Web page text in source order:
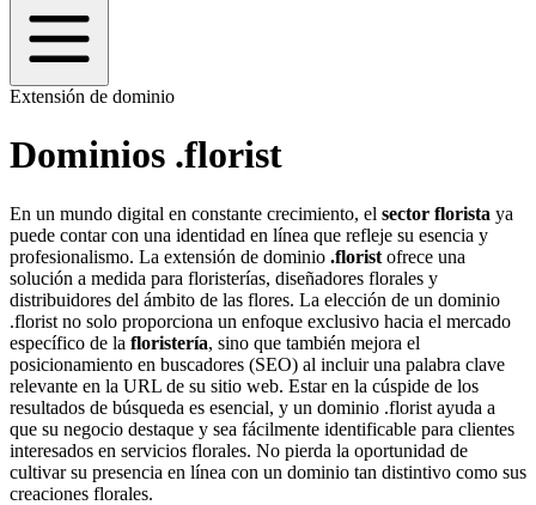
Extensión de dominio
Dominios .florist
En un mundo digital en constante crecimiento, el sector florista ya
puede contar con una identidad en línea que refleje su esencia y
profesionalismo. La extensión de dominio .florist ofrece una
solución a medida para floristerías, diseñadores florales y
distribuidores del ámbito de las flores. La elección de un dominio
.florist no solo proporciona un enfoque exclusivo hacia el mercado
específico de la floristería, sino que también mejora el
posicionamiento en buscadores (SEO) al incluir una palabra clave
relevante en la URL de su sitio web. Estar en la cúspide de los
resultados de búsqueda es esencial, y un dominio .florist ayuda a
que su negocio destaque y sea fácilmente identificable para clientes
interesados en servicios florales. No pierda la oportunidad de
cultivar su presencia en línea con un dominio tan distintivo como sus
creaciones florales.